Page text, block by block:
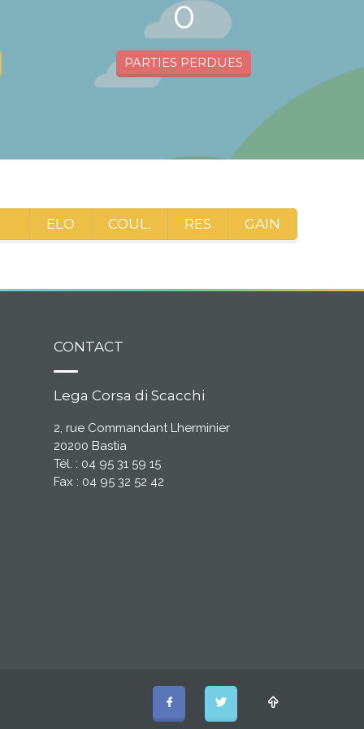
0
PARTIES PERDUES
ELO COUL. RES GAIN
CONTACT
Lega Corsa di Scacchi
2, rue Commandant Lherminier
20200 Bastia
Tél. : 04 95 31 59 15
Fax : 04 95 32 52 42